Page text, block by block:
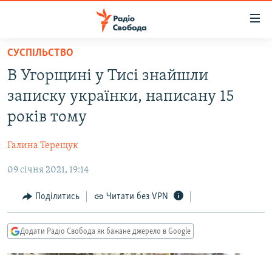
Перейти
основного
матеріалу
Перейти
до
основної
Перейти
пошуку
ВСЕ ЗА ДОБУ
СТАТТІ
ЕКОНОМІКА
СУСПІЛЬСТВО
КУЛЬТУРА
УКРАЇНА
РОСІЙСЬКА «ФІЛЬТРАЦІЯ»
ДОНБАС.РЕАЛІЇ
КРИМ.РЕАЛІЇ
СХЕМИ
СУСПІЛЬСТВО
В Угорщині у Тисі знайшли
записку українки, написану 15
років тому
Галина Терещук
09 січня 2021, 19:14
Поділитись Читати без VPN
Додати Радіо Свобода як бажане джерело в Google